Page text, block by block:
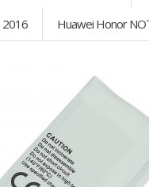
2016 Huawei Honor